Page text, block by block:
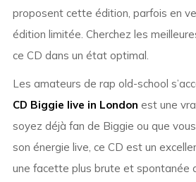
proposent cette édition, parfois en
édition limitée. Cherchez les
ce CD dans un état optimal.
Les amateurs de rap old-school
CD Biggie live in London est une
soyez déjà fan de Biggie ou que
son énergie live, ce CD est un
une facette plus brute et spontanée